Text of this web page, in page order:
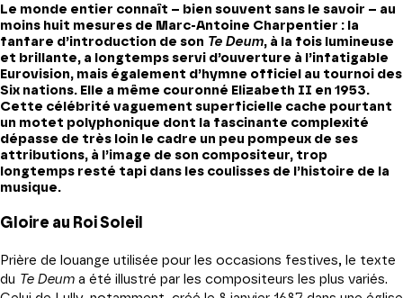
Le monde entier connaît – bien souvent sans le savoir – au
moins huit mesures de Marc-Antoine Charpentier : la
fanfare d’introduction de son Te Deum, à la fois lumineuse
et brillante, a longtemps servi d’ouverture à l’infatigable
Eurovision, mais également d’hymne officiel au tournoi des
Six nations. Elle a même couronné Elizabeth II en 1953.
Cette célébrité vaguement superficielle cache pourtant
un motet polyphonique dont la fascinante complexité
dépasse de très loin le cadre un peu pompeux de ses
attributions, à l’image de son compositeur, trop
longtemps resté tapi dans les coulisses de l’histoire de la
musique.
Gloire au Roi Soleil
Prière de louange utilisée pour les occasions festives, le texte
du Te Deum a été illustré par les compositeurs les plus variés.